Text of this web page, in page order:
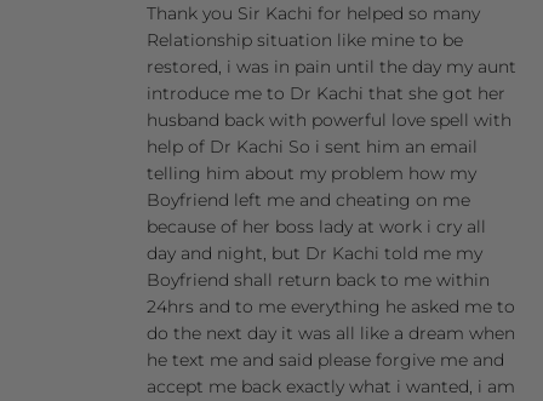
Thank you Sir Kachi for helped so many
Relationship situation like mine to be
restored, i was in pain until the day my aunt
introduce me to Dr Kachi that she got her
husband back with powerful love spell with
help of Dr Kachi So i sent him an email
telling him about my problem how my
Boyfriend left me and cheating on me
because of her boss lady at work i cry all
day and night, but Dr Kachi told me my
Boyfriend shall return back to me within
24hrs and to me everything he asked me to
do the next day it was all like a dream when
he text me and said please forgive me and
accept me back exactly what i wanted, i am